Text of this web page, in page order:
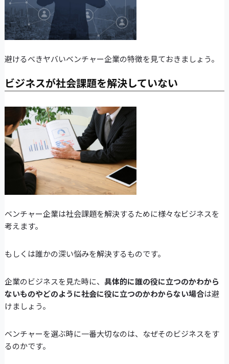
避けるべきヤバいベンチャー企業の特徴を見ておきましょう。
ビジネスが社会課題を解決していない
ベンチャー企業は社会課題を解決するために様々なビジネスを
考えます。
もしくは誰かの深い悩みを解決するものです。
企業のビジネスを見た時に、 具体的に誰の役に立つのかわから
ないものやどのように社会に役に立つのかわからない場合は避
けましょう。
ベンチャーを選ぶ時に一番大切なのは、なぜそのビジネスをす
るのかです。